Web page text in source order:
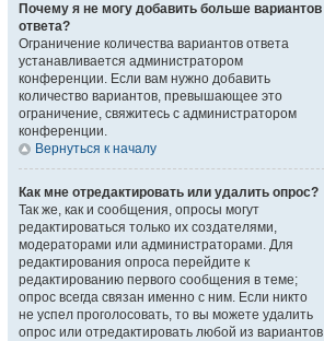
Почему я не могу добавить больше вариантов
ответа?
Ограничение количества вариантов ответа
устанавливается администратором
конференции. Если вам нужно добавить
количество вариантов, превышающее это
ограничение, свяжитесь с администратором
конференции.
Вернуться к началу
Как мне отредактировать или удалить опрос?
Так же, как и сообщения, опросы могут
редактироваться только их создателями,
модераторами или администраторами. Для
редактирования опроса перейдите к
редактированию первого сообщения в теме;
опрос всегда связан именно с ним. Если никто
не успел проголосовать, то вы можете удалить
опрос или отредактировать любой из вариантов